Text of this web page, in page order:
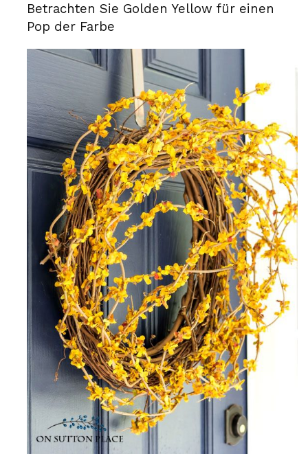
Betrachten Sie Golden Yellow für einen
Pop der Farbe